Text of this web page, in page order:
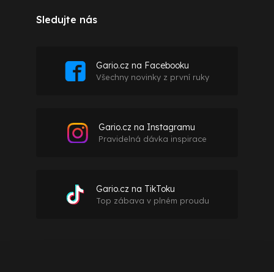
Sledujte nás
Gario.cz na Facebooku
Všechny novinky z první ruky
Gario.cz na Instagramu
Pravidelná dávka inspirace
Gario.cz na TikToku
Top zábava v plném proudu